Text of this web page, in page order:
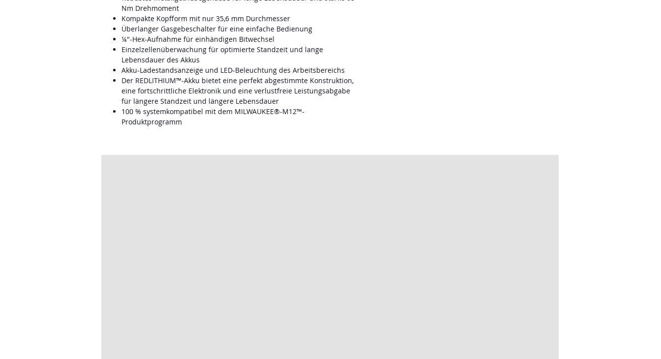
Nm Drehmoment
Kompakte Kopfform mit nur 35,6 mm Durchmesser
Überlanger Gasgebeschalter für eine einfache Bedienung
¼″-Hex-Aufnahme für einhändigen Bitwechsel
Einzelzellenüberwachung für optimierte Standzeit und lange
Lebensdauer des Akkus
Akku-Ladestandsanzeige und LED-Beleuchtung des Arbeitsbereichs
Der REDLITHIUM™-Akku bietet eine perfekt abgestimmte Konstruktion,
eine fortschrittliche Elektronik und eine verlustfreie Leistungsabgabe
für längere Standzeit und längere Lebensdauer
100 % systemkompatibel mit dem MILWAUKEE®-M12™-
Produktprogramm